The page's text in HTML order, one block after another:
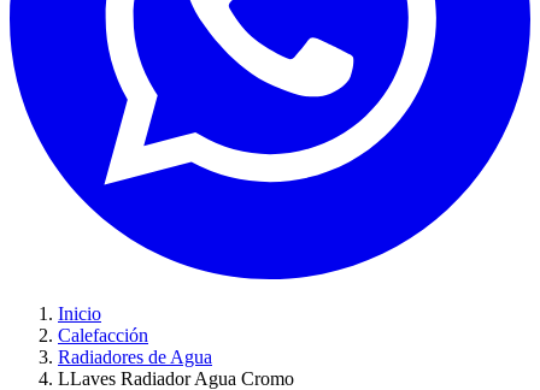
Inicio
Calefacción
Radiadores de Agua
LLaves Radiador Agua Cromo